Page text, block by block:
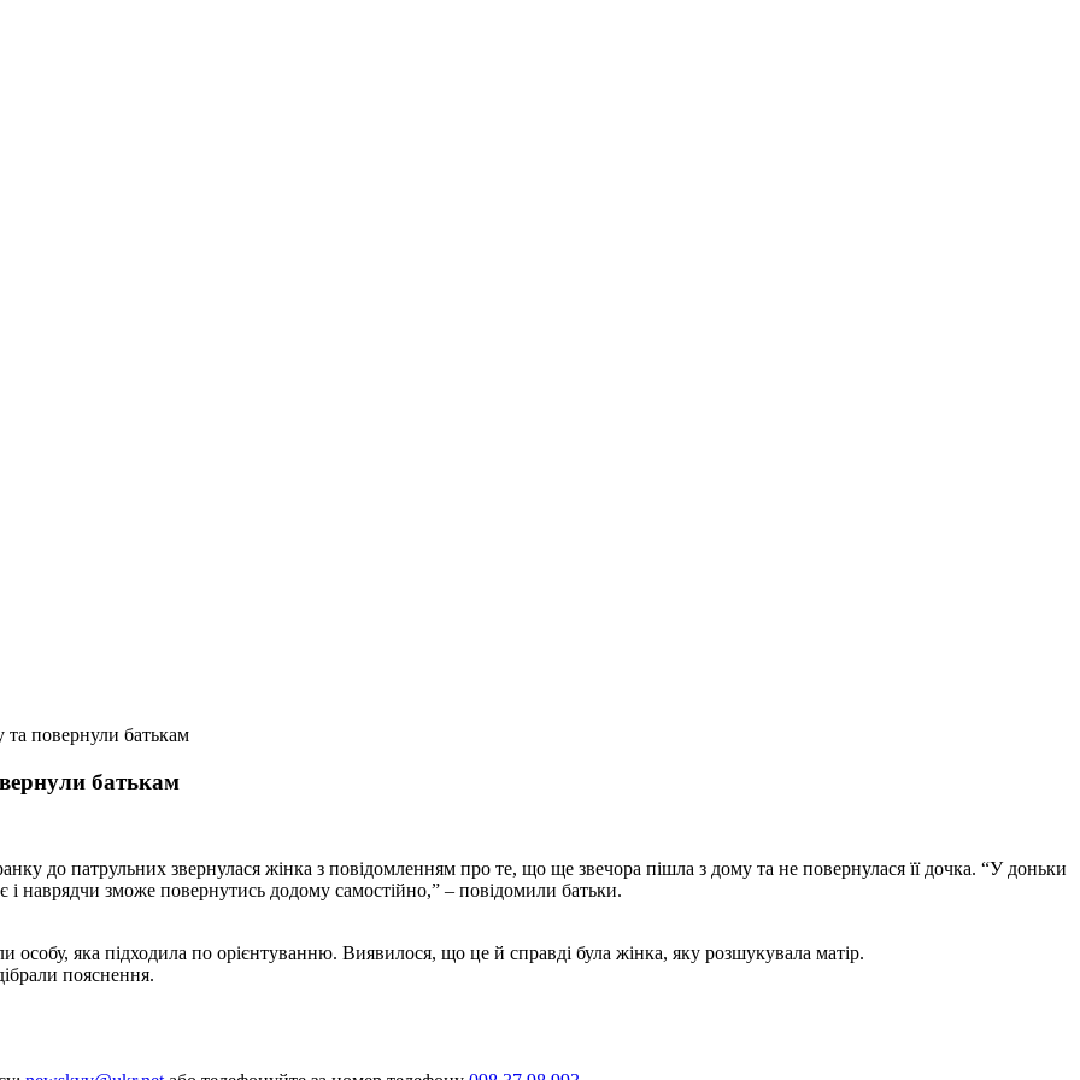
повернули батькам
батькам
до патрульних звернулася жінка з повідомленням про те, що ще звечора пішла з дому та не повернулася її дочка. “У доньки
і наврядчи зможе повернутись додому самостійно,” – повідомили батьки.
особу, яка підходила по орієнтуванню. Виявилося, що це й справді була жінка, яку розшукувала матір.
пояснення.